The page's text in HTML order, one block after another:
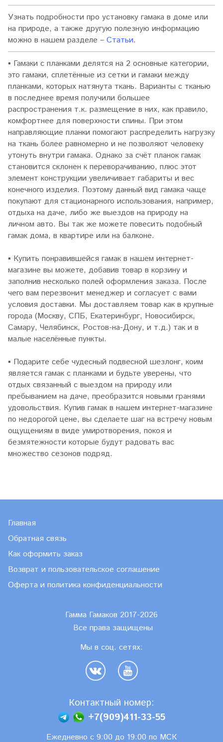
Узнать подробности про установку гамака в доме или
на природе, а также другую полезную информацию
можно в нашем разделе – Статьи.
▪ Гамаки с планками делятся на 2 основные категории,
это гамаки, сплетённые из сетки и гамаки между
планками, которых натянута ткань. Варианты с тканью
в последнее время получили большее
распространения т.к. размещение в них, как правило,
комфортнее для поверхности спины. При этом
направляющие планки помогают распределить нагрузку
на ткань более равномерно и не позволяют человеку
утонуть внутри гамака. Однако за счёт планок гамак
становится склонен к переворачиванию, плюс этот
элемент конструкции увеличивает габариты и вес
конечного изделия. Поэтому данный вид гамака чаще
покупают для стационарного использования, например,
отдыха на даче, либо же выездов на природу на
личном авто. Вы так же можете повесить подобный
гамак дома, в квартире или на балконе.
▪ Купить понравившейся гамак в нашем интернет-
магазине вы можете, добавив товар в корзину и
заполнив несколько полей оформления заказа. После
чего вам перезвонит менеджер и согласует с вами
условия доставки. Мы доставляем товар как в крупные
города (Москву, СПБ, Екатеринбург, Новосибирск,
Самару, Челябинск, Ростов-на-Дону, и т.д.) так и в
малые населённые пункты.
▪ Подарите себе чудесный подвесной шезлонг, коим
является гамак с планками и будьте уверены, что
отдых связанный с выездом на природу или
пребыванием на даче, преобразится новыми гранями
удовольствия. Купив гамак в нашем интернет-магазине
по недорогой цене, вы сделаете шаг на встречу новым
ощущениям в виде умиротворения, покоя и
безмятежности которые будут радовать вас
множество сезонов подряд.
Главная
Обратная связь
Как оформить заказ
Возврат и пользовательское соглашение
Оферта и политика конфиденциальности
Гамма Гамаков 2017-2026
Все права защищены
Мы в соц. сетях:
Контактный номер:
+7(909)411-33-55
Ежедневно с 9:00 до 19:00 по МСК